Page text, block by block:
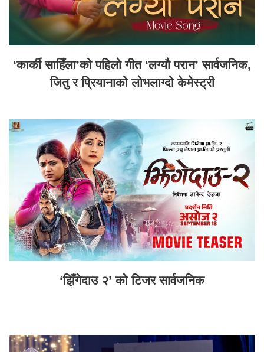
‘कार्की साहिँला’को पहिलो गीत ‘लग्यौ परान’ सार्वजनिक,
जितु र प्रियानाको लोभलाग्दो केमेस्ट्री
‘झिँगेदाउ २’ को टिजर सार्वजनिक